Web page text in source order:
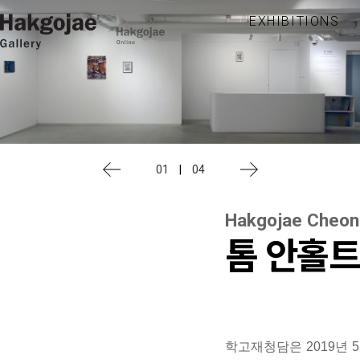
EXHIBITIONS
01 04
Hakgojae
톰 안홀트
학고재청담은 2019년 5